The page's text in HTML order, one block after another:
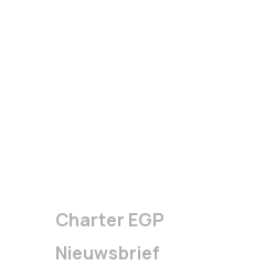
Charter EGP
Nieuwsbrief